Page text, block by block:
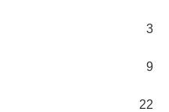
3
9
22